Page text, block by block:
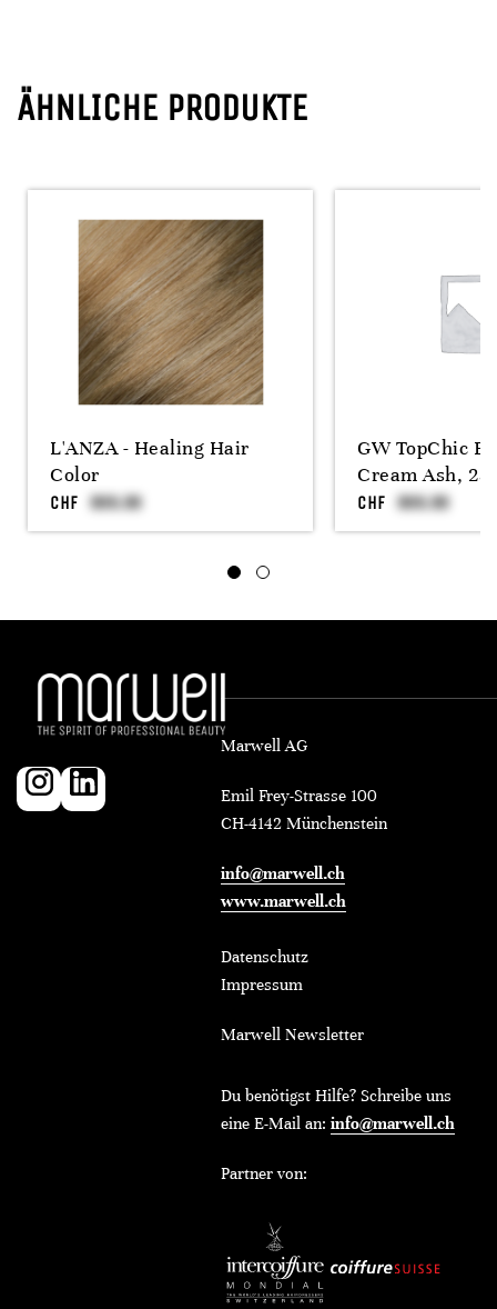
ÄHNLICHE PRODUKTE
L'ANZA - Healing Hair
Color
CHF
GW TopChic
Cream Ash,
CHF
Marwell AG
Emil Frey-Strasse 100
CH-4142 Münchenstein
info@marwell.ch
www.marwell.ch
Datenschutz
Impressum
Marwell Newsletter
Du benötigst Hilfe? Schreibe uns
eine E-Mail an: info@marwell.ch
Partner von: